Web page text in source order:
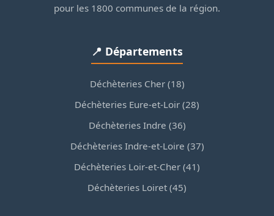
pour les 1800 communes de la région.
📍 Départements
Déchèteries Cher (18)
Déchèteries Eure-et-Loir (28)
Déchèteries Indre (36)
Déchèteries Indre-et-Loire (37)
Déchèteries Loir-et-Cher (41)
Déchèteries Loiret (45)